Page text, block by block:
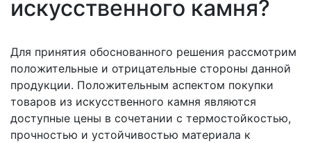
искусственного камня?
Для принятия обоснованного решения рассмотрим
положительные и отрицательные стороны данной
продукции. Положительным аспектом покупки
товаров из искусственного камня являются
доступные цены в сочетании с термостойкостью,
прочностью и устойчивостью материала к